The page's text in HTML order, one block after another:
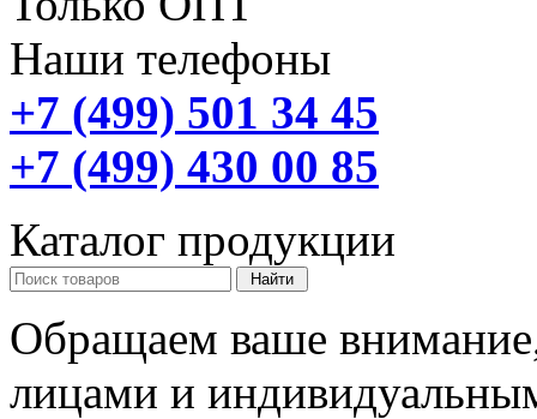
Наши телефоны
+7 (499) 501 34 45
+7 (499) 430 00 85
Каталог продукции
Обращаем ваше
лицами и